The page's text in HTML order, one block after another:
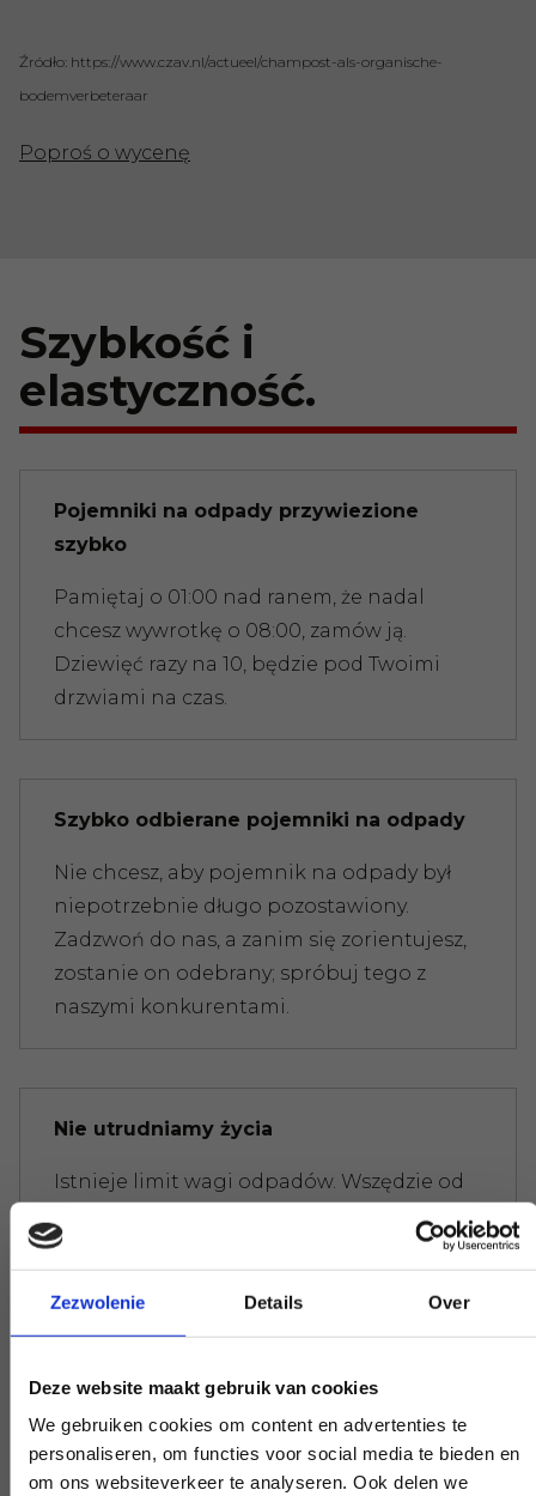
Zezwolenie Details Over
Deze website maakt gebruik van cookies
We gebruiken cookies om content en advertenties te
personaliseren, om functies voor social media te bieden en
om ons websiteverkeer te analyseren. Ook delen we
Źródło: https://www.czav.nl/actueel/champost-als-organische-
bodemverbeteraar
Poproś o wycenę
Szybkość i
elastyczność.
Pojemniki na odpady przywiezione
szybko
Pamiętaj o 01:00 nad ranem, że nadal
chcesz wywrotkę o 08:00, zamów ją.
Dziewięć razy na 10, będzie pod Twoimi
drzwiami na czas.
Szybko odbierane pojemniki na odpady
Nie chcesz, aby pojemnik na odpady był
niepotrzebnie długo pozostawiony.
Zadzwoń do nas, a zanim się zorientujesz,
zostanie on odebrany; spróbuj tego z
naszymi konkurentami.
Nie utrudniamy życia
Istnieje limit wagi odpadów. Wszędzie od
razu otrzymujesz rachunek. Nie daj się
zwariować, nie martw się.
Jeśli masz pytanie, które ma wpływ na
naszą pracę, podnieś słuchawkę i zadaj je.
Nasi eksperci zapewnią jasność na